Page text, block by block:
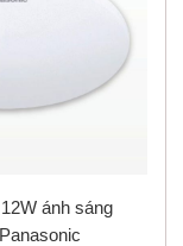
ánh sáng